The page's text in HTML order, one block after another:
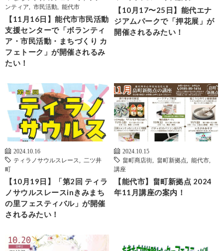
ンティア
市民活動 能代市
【11月16日】能代市市民活動
支援センターで「ボランティ
ア・市民活動・まちづくり カ
フェトーク」が開催されるみ
たい！
【10月17〜25日】能代エナ
ジアムパークで「押花展」が
開催されるみたい！
2024.10.16
ティラノサウルスレース
二ツ井
町
【10月19日】「第2回 ティラ
ノサウルスレースinきみまち
の里フェスティバル」が開催
されるみたい！
2024.10.15
畠町商店街
畠町新拠点 能代市
講座
【能代市】畠町新拠点 2024
年11月講座の案内！